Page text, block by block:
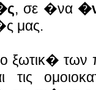
, σε �να
μας.
ξωτικ�
τις